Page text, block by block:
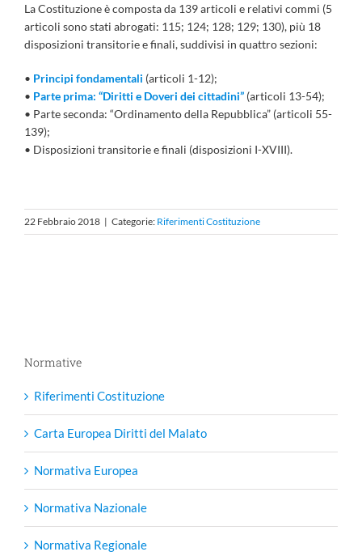
La Costituzione è composta da 139 articoli e relativi commi (5
articoli sono stati abrogati: 115; 124; 128; 129; 130), più 18
disposizioni transitorie e finali, suddivisi in quattro sezioni:
• Principi fondamentali (articoli 1-12);
• Parte prima: “Diritti e Doveri dei cittadini” (articoli 13-54);
• Parte seconda: “Ordinamento della Repubblica” (articoli 55-
139);
• Disposizioni transitorie e finali (disposizioni I-XVIII).
22 Febbraio 2018 | Categorie: Riferimenti Costituzione
Normative
Riferimenti Costituzione
Carta Europea Diritti del Malato
Normativa Europea
Normativa Nazionale
Normativa Regionale